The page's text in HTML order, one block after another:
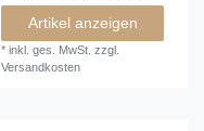
Artikel anzeigen
*inkl. ges. MwSt. zzgl.
Versandkosten